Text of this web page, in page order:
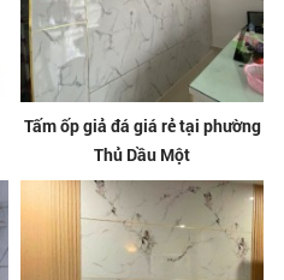
Tấm ốp giả đá giá rẻ tại phường
Thủ Dầu Một